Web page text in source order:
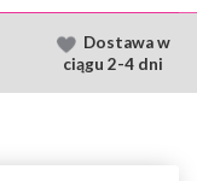
Dostawaw
ciągu 2-4 dni